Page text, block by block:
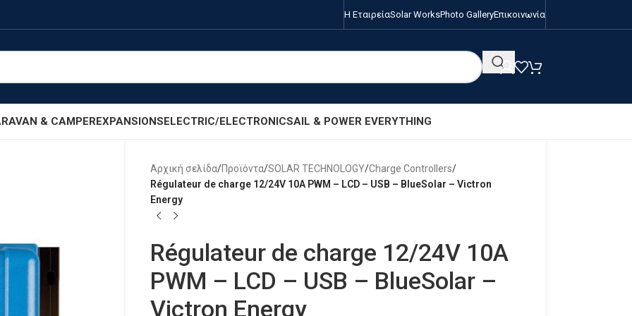
Η ΕταιρείαSolar WorksPhoto GalleryΕπικοινωνία
& CAMPEREXPANSIONSELECTRIC/ELECTRONICSAIL & POWER EVERYTHING
Αρχική σελίδα/Προϊόντα/SOLAR TECHNOLOGY/Charge Controllers/
Régulateur de charge 12/24V 10A PWM – LCD – USB – BlueSolar – Victron
Energy
Régulateur de charge 12/24V 10A
PWM – LCD – USB – BlueSolar –
Victron Energy